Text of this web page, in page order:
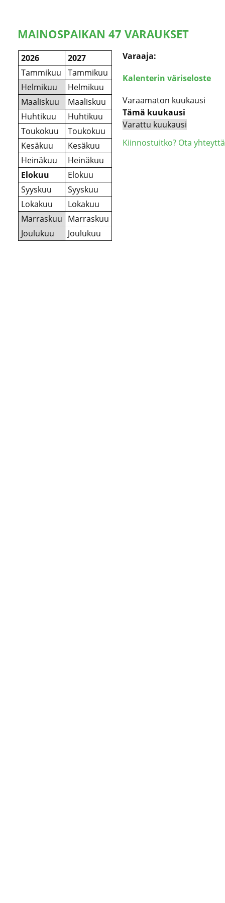
MAINOSPAIKAN 47 VARAUKSET
2026
2027
Tammikuu
Tammikuu
Helmikuu
Helmikuu
Maaliskuu
Maaliskuu
Huhtikuu
Huhtikuu
Toukokuu
Toukokuu
Kesäkuu
Kesäkuu
Heinäkuu
Heinäkuu
Elokuu
Elokuu
Syyskuu
Syyskuu
Lokakuu
Lokakuu
Marraskuu Marraskuu
Joulukuu
Joulukuu
Varaaja:
Kalenterin väriseloste
Varaamaton kuukausi
Tämä kuukausi
Varattu kuukausi
Kiinnostuitko? Ota yhteyttä